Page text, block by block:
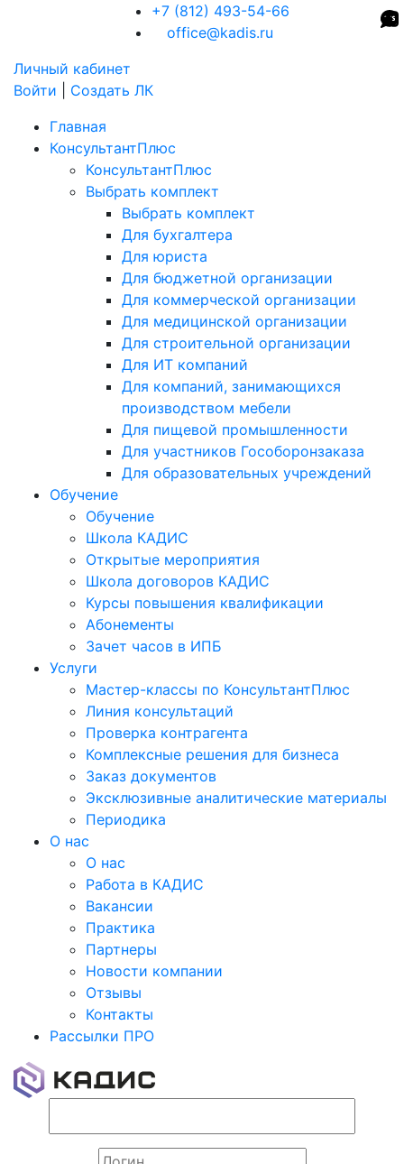
+7 (812) 493-54-66
office@kadis.ru
Личный кабинет
Войти
Создать ЛК
Главная
КонсультантПлюс
КонсультантПлюс
Выбрать комплект
Выбрать комплект
Для бухгалтера
Для юриста
Для бюджетной организации
Для коммерческой организации
Для медицинской организации
Для строительной организации
Для ИТ компаний
Для компаний, занимающихся
производством мебели
Для пищевой промышленности
Для участников Гособоронзаказа
Для образовательных учреждений
Обучение
Обучение
Школа КАДИС
Открытые мероприятия
Школа договоров КАДИС
Курсы повышения квалификации
Абонементы
Зачет часов в ИПБ
Услуги
Мастер-классы по КонсультантПлюс
Линия консультаций
Проверка контрагента
Комплексные решения для бизнеса
Заказ документов
Эксклюзивные аналитические материалы
Периодика
О нас
О нас
Работа в КАДИС
Вакансии
Практика
Партнеры
Новости компании
Отзывы
Контакты
Рассылки ПРО